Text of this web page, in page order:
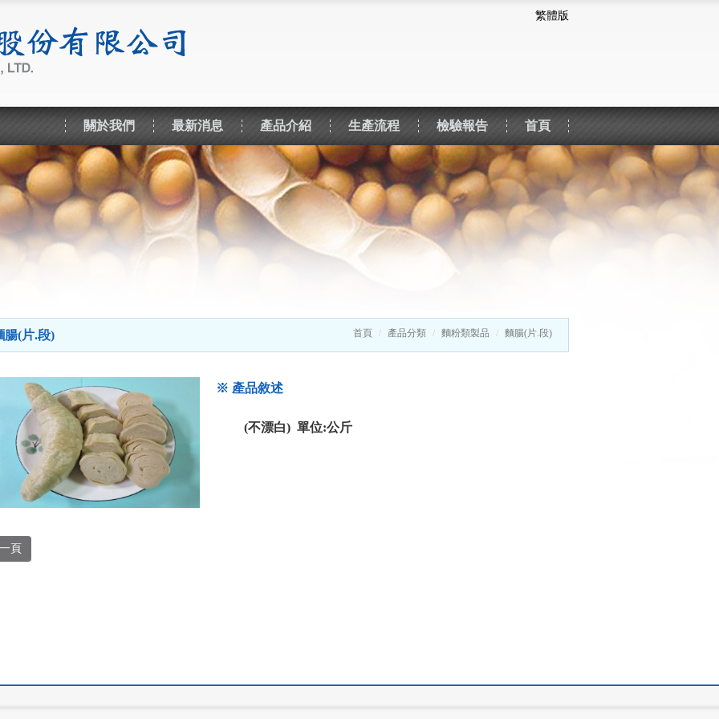
繁體版
關於我們 最新消息 產品介紹 生產流程 檢驗報告 首頁
腸(片.段) 首頁 產品分類 麵粉類製品 麵腸(片.段)
※ 產品敘述
(不漂白) 單位:公斤
頁